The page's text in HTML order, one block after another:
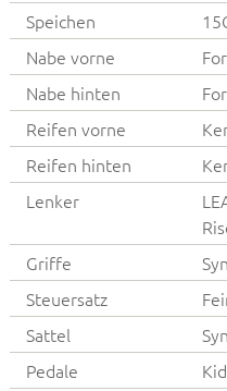
Speichen
Nabe vorne
Nabe hinten
Reifen vorne
Reifen hinten
Lenker
Griffe
Steuersatz
Sattel
Pedale